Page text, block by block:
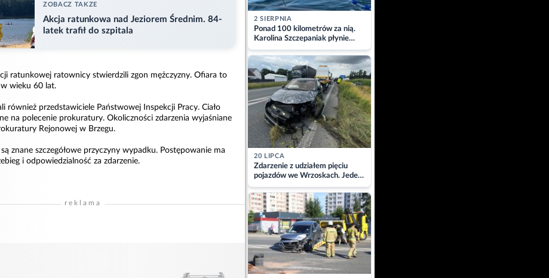
ZOBACZ TAKZE
Akcja ratunkowa nad Jeziorem Średnim. 84-
latek trafił do szpitala
ratunkowej ratownicy stwierdzili zgon mężczyzny. Ofiara to
w wieku 60 lat.
również przedstawiciele Państwowej Inspekcji Pracy. Ciało
na polecenie prokuratury. Okoliczności zdarzenia wyjaśniane
Rejonowej w Brzegu.
znane szczegółowe przyczyny wypadku. Postępowanie ma
i odpowiedzialność za zdarzenie.
reklama
2 SIERPNIA
Ponad 100 kilometrów za nią.
Karolina Szczepaniak płynie
przez Bałtyk dla Piotra.
Aktualizacja
20 LIPCA
Zdarzenie z udziałem pięciu
pojazdów we Wrzoskach. Jeden
z kierowców zabrany w
kajdankach